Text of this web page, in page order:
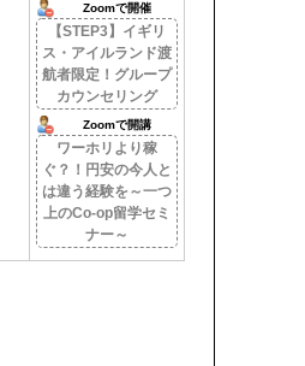
Zoomで開催
【STEP3】イギリ
ス・アイルランド渡
航者限定！グループ
カウンセリング
Zoomで開講
ワーホリより稼
ぐ？！円安の今人と
は違う経験を～一つ
上のCo-op留学セミ
ナー～